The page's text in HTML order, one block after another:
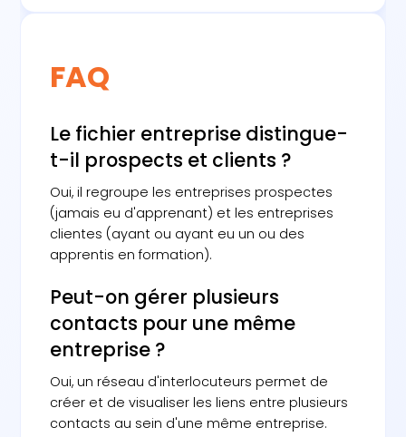
FAQ
Le fichier entreprise distingue-
t-il prospects et clients ?
Oui, il regroupe les entreprises prospectes
(jamais eu d'apprenant) et les entreprises
clientes (ayant ou ayant eu un ou des
apprentis en formation).
Peut-on gérer plusieurs
contacts pour une même
entreprise ?
Oui, un réseau d'interlocuteurs permet de
créer et de visualiser les liens entre plusieurs
contacts au sein d'une même entreprise.